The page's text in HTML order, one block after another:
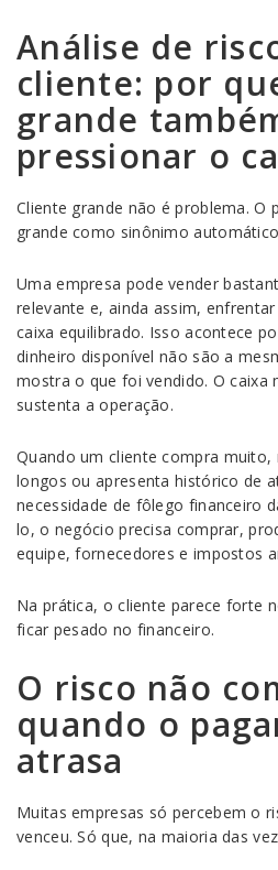
Análise de
cliente: por
grande
pressionar o
Cliente grande não é problema. O
grande como sinônimo
Uma empresa pode vender
relevante e, ainda assim,
caixa equilibrado. Isso acontece
dinheiro disponível não são a
mostra o que foi vendido. O caixa
sustenta a operação.
Quando um cliente compra muito,
longos ou apresenta histórico de
necessidade de fôlego financeiro
lo, o negócio precisa comprar,
equipe, fornecedores e impostos
Na prática, o cliente parece forte
ficar pesado no financeiro.
O risco não
quando o
atrasa
Muitas empresas só percebem o
venceu. Só que, na maioria das